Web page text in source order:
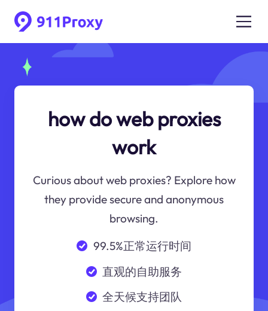
how do web proxies
work
Curious about web proxies? Explore how
they provide secure and anonymous
browsing.
99.5%正常运行时间
直观的自助服务
全天候支持团队